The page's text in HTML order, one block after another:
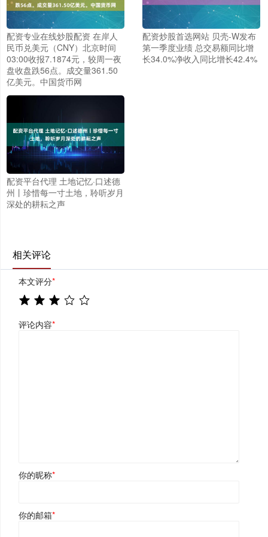
配资专业在线炒股配资 在岸人
民币兑美元（CNY）北京时间
03:00收报7.1874元，较周一夜
盘收盘跌56点。成交量361.50
亿美元。中国货币网
配资炒股首选网站 贝壳-W发布
第一季度业绩 总交易额同比增
长34.0%净收入同比增长42.4%
配资平台代理 土地记忆·口述德
州丨珍惜每一寸土地，聆听岁月
深处的耕耘之声
相关评论
本文评分*
评论内容*
你的昵称*
你的邮箱*